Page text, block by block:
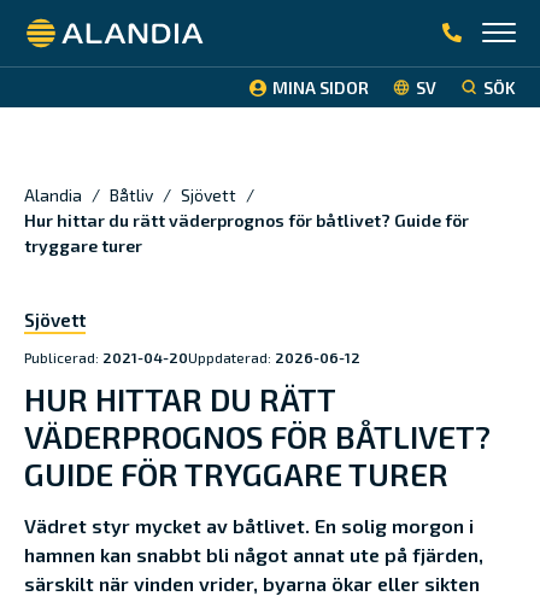
Alandia
MINA SIDOR SV SÖK
Alandia / Båtliv / Sjövett /
Hur hittar du rätt väderprognos för båtlivet? Guide för
tryggare turer
Sjövett
Publicerad: 2021-04-20Uppdaterad: 2026-06-12
HUR HITTAR DU RÄTT
VÄDERPROGNOS FÖR BÅTLIVET?
GUIDE FÖR TRYGGARE TURER
Vädret styr mycket av båtlivet. En solig morgon i
hamnen kan snabbt bli något annat ute på fjärden,
särskilt när vinden vrider, byarna ökar eller sikten